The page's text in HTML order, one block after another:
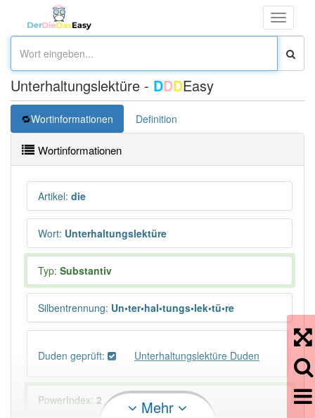
Toggle
Unterhaltungslektüre - DDDEasy
Wortinformationen Definition
Wortinformationen
Artikel: die
Wort: Unterhaltungslektüre
Typ: Substantiv
Silbentrennung: Un•ter•hal•tungs•lek•tü•re
Duden geprüft: Unterhaltungslektüre Duden
PowerIndex: 2 Mehr